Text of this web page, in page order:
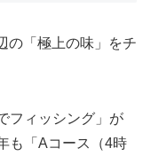
の「極上の味」をチ
フィッシング」が
も「Aコース（4時